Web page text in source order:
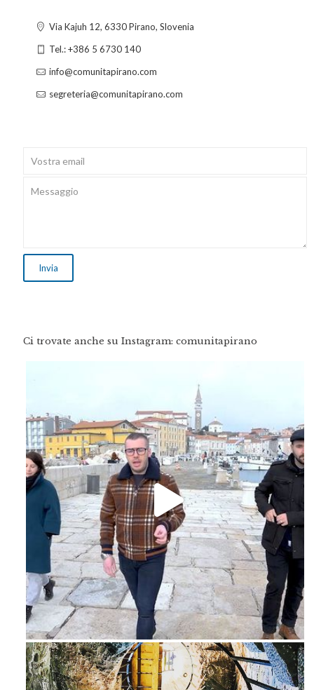
Via Kajuh 12, 6330 Pirano, Slovenia
Tel.: +386 5 6730 140
info@comunitapirano.com
segreteria@comunitapirano.com
Ci trovate anche su Instagram: comunitapirano
Feb 16